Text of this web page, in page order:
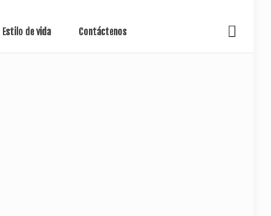
Estilo de vida Contáctenos